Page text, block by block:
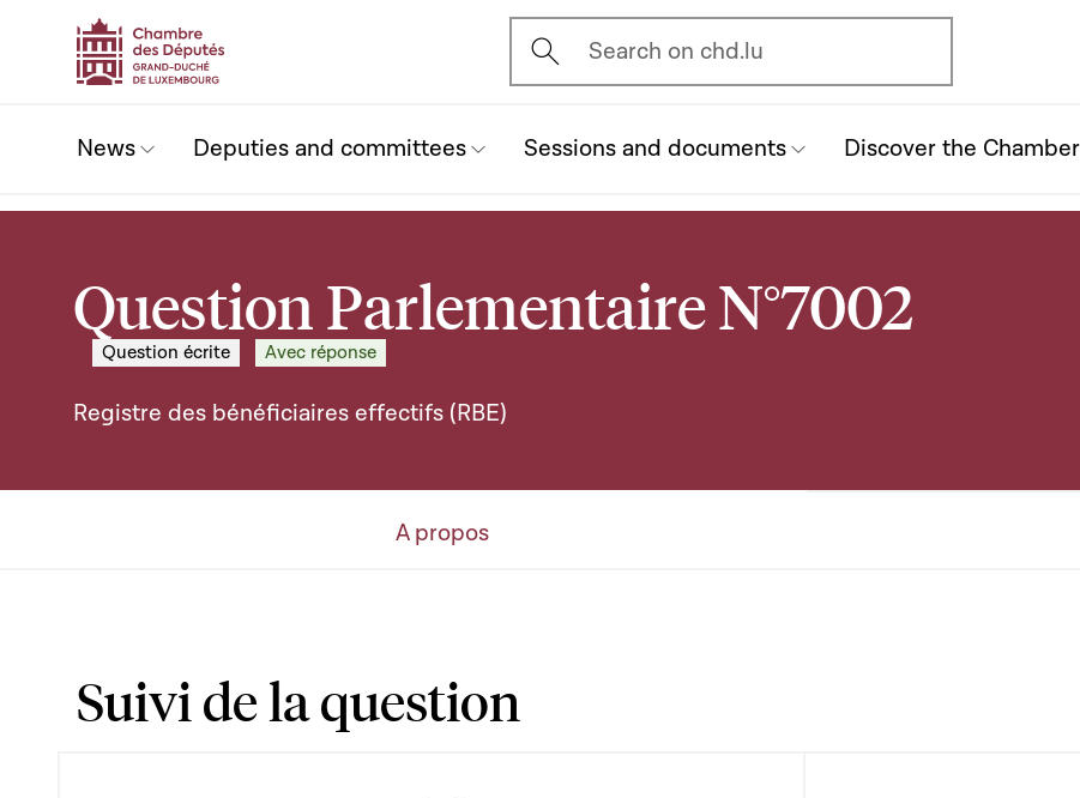
Ouvrir l'écran de recherche
Search on chd.lu
News Deputies and committees Sessions and documents Discover the Chamber
Question Parlementaire N°7002
Question écrite Avec réponse
Registre des bénéficiaires effectifs (RBE)
A propos
Suivi de la question